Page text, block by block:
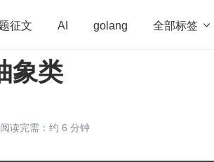
征文 AI golang 全部标签 
法 学习方法
象类
阅读完需：约 6 分钟